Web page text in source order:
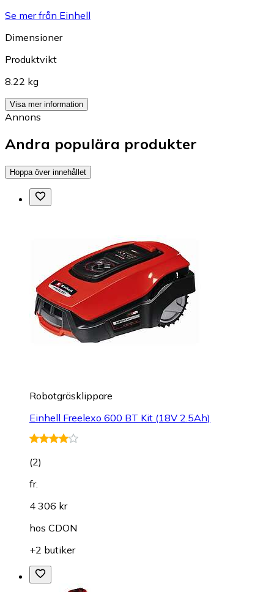
Se mer från Einhell
Dimensioner
Produktvikt
8.22 kg
Visa mer information
Annons
Andra populära produkter
Hoppa över innehållet
Robotgräsklippare
Einhell Freelexo 600 BT Kit (18V 2.5Ah)
(2)
fr.
4 306 kr
hos CDON
+2 butiker